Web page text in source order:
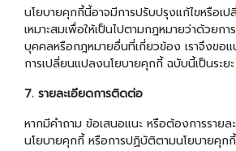
นโยบายคุกกี้นี้อาจมีการปรับปรุงแก้ไขหรือเ
เหมาะสมเพื่อให้เป็นไปตามกฎหมายว่าด้วยก
บุคคลหรือกฎหมายอื่นที่เกี่ยวข้อง เราจึงขอแ
การเปลี่ยนแปลงนโยบายคุกกี้ ฉบับนี้เป็นระย
7. รายละเอียดการติดต่อ
หากมีคำถาม ข้อเสนอแนะ หรือต้องการรายล
นโยบายคุกกี้ หรือการปฏิบัติตามนโยบายคุ